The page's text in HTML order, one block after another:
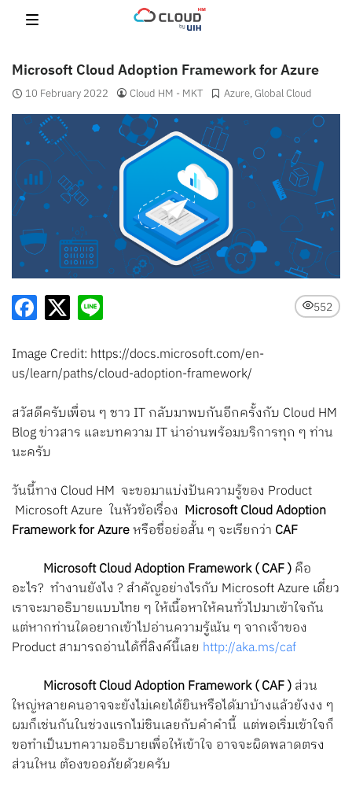
Search
for:
Microsoft Cloud Adoption Framework for Azure
10 February 2022 Cloud HM - MKT Azure,Global Cloud
552
Image Credit: https://docs.microsoft.com/en-
us/learn/paths/cloud-adoption-framework/
สวัสดีครับเพื่อน ๆ ชาว IT กลับมาพบกันอีกครั้งกับ Cloud HM
Blog ข่าวสาร และบทความ IT น่าอ่านพร้อมบริการทุก ๆ ท่าน
นะครับ
วันนี้ทาง Cloud HM จะขอมาแบ่งปันความรู้ของ Product
Microsoft Azure ในหัวข้อเรื่อง Microsoft Cloud Adoption
Framework for Azureหรือชื่อย่อสั้น ๆ จะเรียกว่า CAF
Microsoft Cloud Adoption Framework ( CAF )คือ
อะไร? ทำงานยังไง ? สำคัญอย่างไรกับ Microsoft Azure เดี๋ยว
เราจะมาอธิบายแบบไทย ๆ ให้เนื้อหาให้คนทั่วไปมาเข้าใจกัน
แต่หากท่านใดอยากเข้าไปอ่านความรู้เน้น ๆ จากเจ้าของ
Product สามารถอ่านได้ที่ลิงค์นี้เลย http://aka.ms/caf
Microsoft Cloud Adoption Framework ( CAF )ส่วน
ใหญ่หลายคนอาจจะยังไม่เคยได้ยินหรือได้มาบ้างแล้วยังงง ๆ
ผมก็เช่นกันในช่วงแรกไม่ชินเลยกับคำคำนี้ แต่พอเริ่มเข้าใจก็
ขอทำเป็นบทความอธิบายเพื่อให้เข้าใจ อาจจะผิดพลาดตรง
ส่วนใหน ต้องขออภัยด้วยครับ